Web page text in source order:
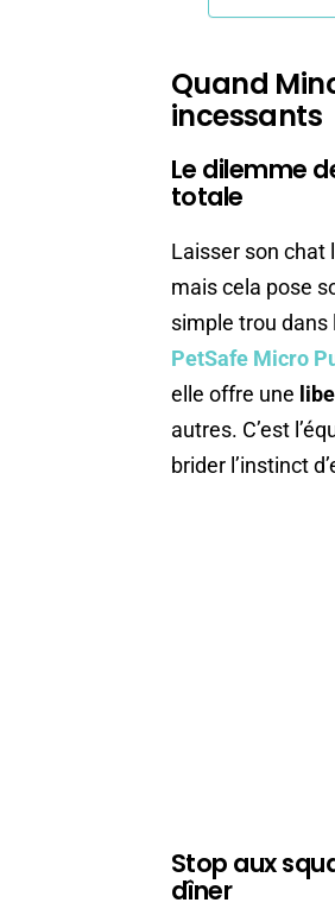
Quand
incessants
Le dilemme
totale
Laisser son chat
mais cela pose
simple trou dans
PetSafe Micro
elle offre une
autres. C’est
brider l’instinct
Stop aux
dîner